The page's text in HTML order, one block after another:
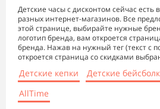
Детские часы с дисконтом сейчас есть
разных интернет-магазинов. Все
этой странице, выбирайте нужные
логотип бренда, вам откроется
бренда. Нажав на нужный тег (текст с
откроется страница со скидками
Детские кепки Детские
AllTime